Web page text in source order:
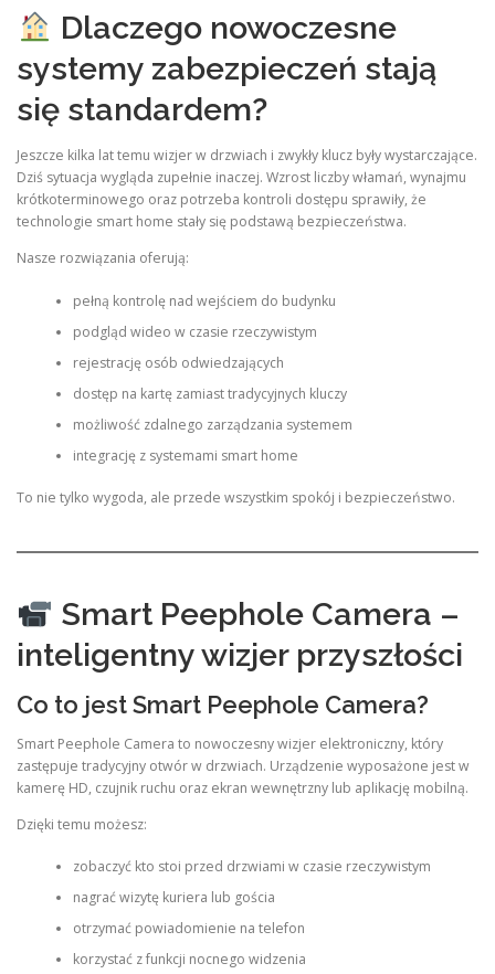
Dlaczego nowoczesne
systemy zabezpieczeń stają
się standardem?
Jeszcze kilka lat temu wizjer w drzwiach i zwykły klucz były wystarczające.
Dziś sytuacja wygląda zupełnie inaczej. Wzrost liczby włamań, wynajmu
krótkoterminowego oraz potrzeba kontroli dostępu sprawiły, że
technologie smart home stały się podstawą bezpieczeństwa.
Nasze rozwiązania oferują:
pełną kontrolę nad wejściem do budynku
podgląd wideo w czasie rzeczywistym
rejestrację osób odwiedzających
dostęp na kartę zamiast tradycyjnych kluczy
możliwość zdalnego zarządzania systemem
integrację z systemami smart home
To nie tylko wygoda, ale przede wszystkim spokój i bezpieczeństwo.
Smart Peephole Camera –
inteligentny wizjer przyszłości
Co to jest Smart Peephole Camera?
Smart Peephole Camera to nowoczesny wizjer elektroniczny, który
zastępuje tradycyjny otwór w drzwiach. Urządzenie wyposażone jest w
kamerę HD, czujnik ruchu oraz ekran wewnętrzny lub aplikację mobilną.
Dzięki temu możesz:
zobaczyć kto stoi przed drzwiami w czasie rzeczywistym
nagrać wizytę kuriera lub gościa
otrzymać powiadomienie na telefon
korzystać z funkcji nocnego widzenia